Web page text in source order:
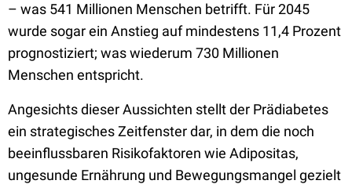
– was 541 Millionen Menschen betrifft. Für 2045
wurde sogar ein Anstieg auf mindestens 11,4 Prozent
prognostiziert; was wiederum 730 Millionen
Menschen entspricht.
Angesichts dieser Aussichten stellt der Prädiabetes
ein strategisches Zeitfenster dar, in dem die noch
beeinflussbaren Risikofaktoren wie Adipositas,
ungesunde Ernährung und Bewegungsmangel gezielt